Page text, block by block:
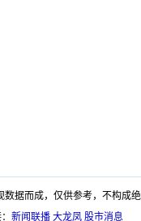
据而成，仅供参考，不构成
新闻联播 大龙凤 股市消息